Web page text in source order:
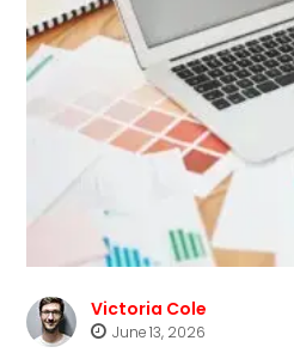
Victoria Cole
June 13, 2026